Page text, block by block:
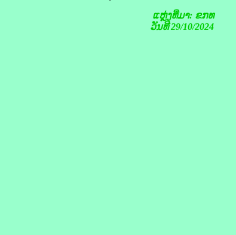
ແຫຼ່ງທີ່ມາ: ຂກທ
ວັນທີ 29/10/2024